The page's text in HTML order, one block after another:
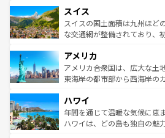
れる地方に足を運ぶとそれぞ
きるだろう。 なお、新
を参照してほしい。
は、お酒好きな人にはぜひ体験してほ
ドイツ情報はコンテンツ一覧
リアごとに異なる魅力がある
ティー、ビール好きにはたま
戦など、本場だからこそでき
ンツ一覧を参照してほしい。
スイス
スイスの国土面積は九州ほど
な交通網が整備されており、
の建物がそのまま残る町や、
博物館もあり、アルプス観光
ことができる。国民の所得が
ば市内交通費無料で観光を楽しむこ
着のスイス情報はコンテンツ
アメリカ
アメリカ合衆国は、広大な土
東海岸の都市部から西海岸の
のような巨大都市は、観光、
ンメントが詰まった刺激的な
西部には大自然が広がり、グ
ハワイ
年間を通じて温暖な気候に恵
ハワイは、どの島も独自の魅